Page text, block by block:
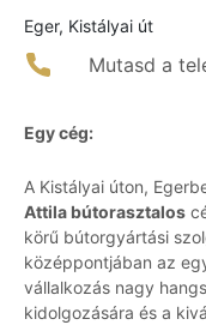
Eger, Kistályai út
Mutasd a
Egy cég:
A Kistályai úton,
Attila bútorasztalos
körű bútorgyártási
középpontjában az
vállalkozás nagy
kidolgozására és a